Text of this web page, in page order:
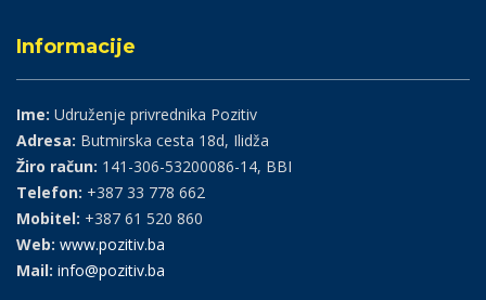
Informacije
Ime: Udruženje privrednika Pozitiv
Adresa: Butmirska cesta 18d, Ilidža
Žiro račun: 141-306-53200086-14, BBI
Telefon: +387 33 778 662
Mobitel: +387 61 520 860
Web: www.pozitiv.ba
Mail: info@pozitiv.ba